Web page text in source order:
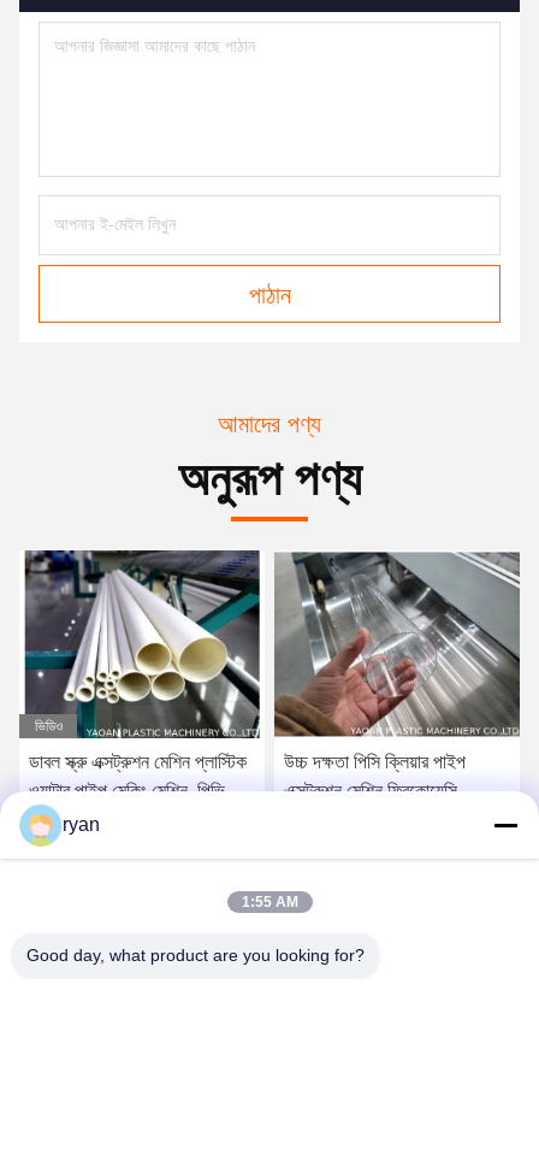
পাঠান
আমাদের পণ্য
অনুরূপ পণ্য
ভিডিও
ডাবল স্ক্রু এক্সট্রুশন মেশিন প্লাস্টিক
ওয়াটার পাইপ মেকিং মেশিন, পিভিসি
পাইপ এক্সট্রুশন লাইন
উচ্চ দক্ষতা পিসি ক্লিয়ার পাইপ
এক্সট্রুশন মেশিন ফ্রিকোয়েন্সি
ryan
1:55 AM
Good day, what product are you looking for?